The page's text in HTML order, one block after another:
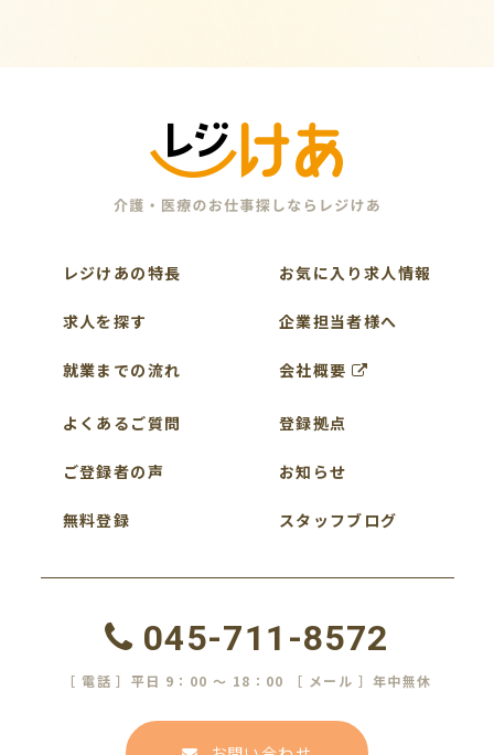
レジけあの特長
求人を探す
就業までの流れ
よくあるご質問
ご登録者の声
無料登録
お気に入り求人情報
企業担当者様へ
会社概要
登録拠点
お知らせ
スタッフブログ
045-711-8572
［ 電話 ］平日 9：00 ～ 18：00 ［ メール ］年中無休